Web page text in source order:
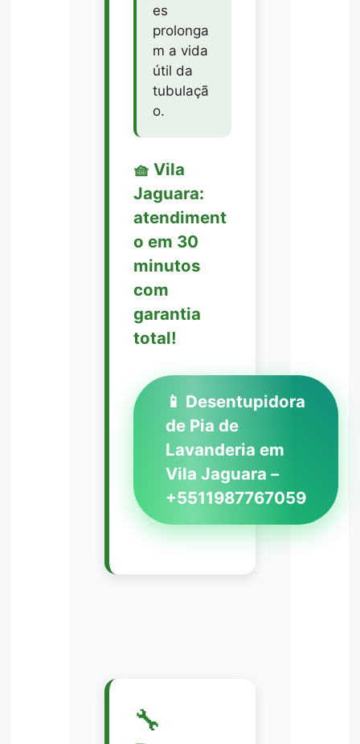
es
prolonga
m a vida
útil da
tubulaçã
o.
🧺 Vila
Jaguara:
atendiment
o em 30
minutos
com
garantia
total!
📱 Desentupidora
de Pia de
Lavanderia em
Vila Jaguara –
+5511987767059
🔧